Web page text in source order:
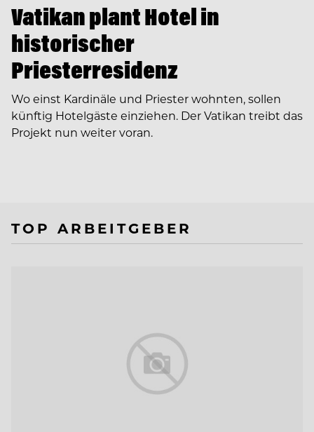
Vatikan plant Hotel in
historischer
Priesterresidenz
Wo einst Kardinäle und Priester wohnten, sollen
künftig Hotelgäste einziehen. Der Vatikan treibt das
Projekt nun weiter voran.
TOP ARBEITGEBER